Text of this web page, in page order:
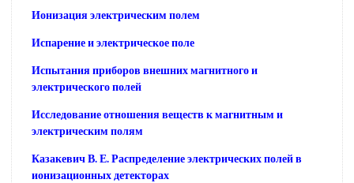
Ионизация электрическим полем
Испарение и электрическое поле
Испытания приборов внешних магнитного и
электрического полей
Исследование отношения веществ к магнитным и
электрическим полям
Казакевич В. Е. Распределение электрических полей в
ионизационных детекторах